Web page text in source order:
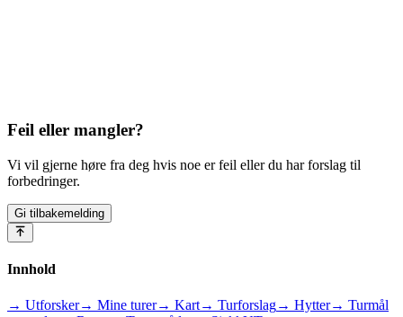
Feil eller mangler?
Vi vil gjerne høre fra deg hvis noe er feil eller du har forslag til
forbedringer.
Gi tilbakemelding
Innhold
→ Utforsker→ Mine turer→ Kart→ Turforslag→ Hytter→ Turmål